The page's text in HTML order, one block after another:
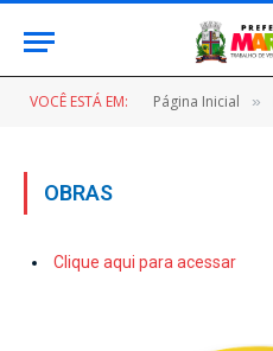
VOCÊ ESTÁ EM: Página Inicial »
OBRAS
Clique aqui para acessar